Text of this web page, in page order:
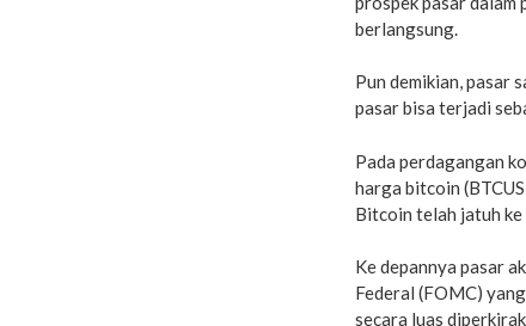
berlangsung.
Pun demikian, pasar
pasar bisa terjadi
Pada perdagangan
harga bitcoin
Bitcoin telah jatuh ke
Ke depannya pasar
Federal (FOMC)
secara luas